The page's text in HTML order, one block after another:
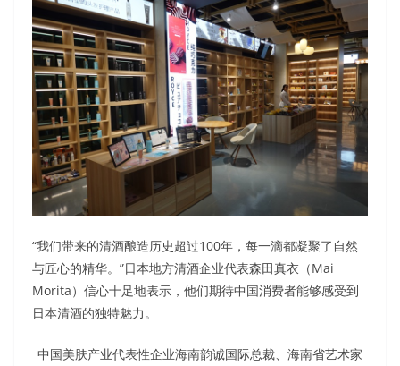
“我们带来的清酒酿造历史超过100年，每一滴都凝聚了自然
与匠心的精华。”日本地方清酒企业代表森田真衣（Mai
Morita）信心十足地表示，他们期待中国消费者能够感受到
日本清酒的独特魅力。
中国美肤产业代表性企业海南韵诚国际总裁、海南省艺术家